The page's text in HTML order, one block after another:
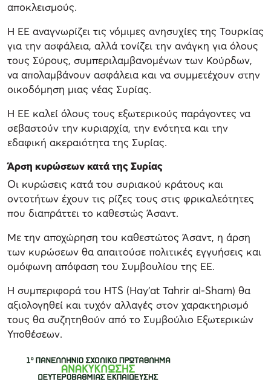
αποκλεισμούς.
Η ΕΕ αναγνωρίζει τις νόμιμες ανησυχίες της Τουρκίας
για την ασφάλεια, αλλά τονίζει την ανάγκη για όλους
τους Σύρους, συμπεριλαμβανομένων των Κούρδων,
να απολαμβάνουν ασφάλεια και να συμμετέχουν στην
οικοδόμηση μιας νέας Συρίας.
Η ΕΕ καλεί όλους τους εξωτερικούς παράγοντες να
σεβαστούν την κυριαρχία, την ενότητα και την
εδαφική ακεραιότητα της Συρίας.
Άρση κυρώσεων κατά της Συρίας
Οι κυρώσεις κατά του συριακού κράτους και
οντοτήτων έχουν τις ρίζες τους στις φρικαλεότητες
που διαπράττει το καθεστώς Άσαντ.
Με την αποχώρηση του καθεστώτος Άσαντ, η άρση
των κυρώσεων θα απαιτούσε πολιτικές εγγυήσεις και
ομόφωνη απόφαση του Συμβουλίου της ΕΕ.
Η συμπεριφορά του HTS (Hay’at Tahrir al-Sham) θα
αξιολογηθεί και τυχόν αλλαγές στον χαρακτηρισμό
τους θα συζητηθούν από το Συμβούλιο Εξωτερικών
Υποθέσεων.